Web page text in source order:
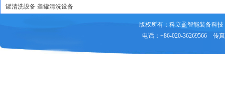
罐清洗设备 釜罐清洗设备
版权所有：科立盈智能装备科
电话：+86-020-36269566 传